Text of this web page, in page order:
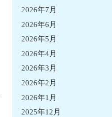
2026年7月
2026年6月
2026年5月
2026年4月
2026年3月
2026年2月
2026年1月
2025年12月